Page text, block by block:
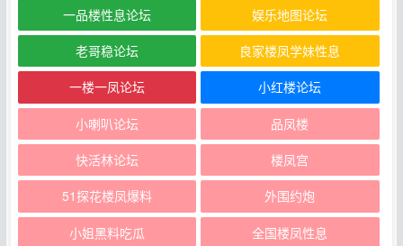
一品楼性息论坛 娱乐地图论坛
老哥稳论坛 良家楼凤学妹性息
一楼一凤论坛 小红楼论坛
小喇叭论坛 品凤楼
快活林论坛 楼凤宫
51探花楼凤爆料 外围约炮
小姐黑料吃瓜 全国楼凤性息